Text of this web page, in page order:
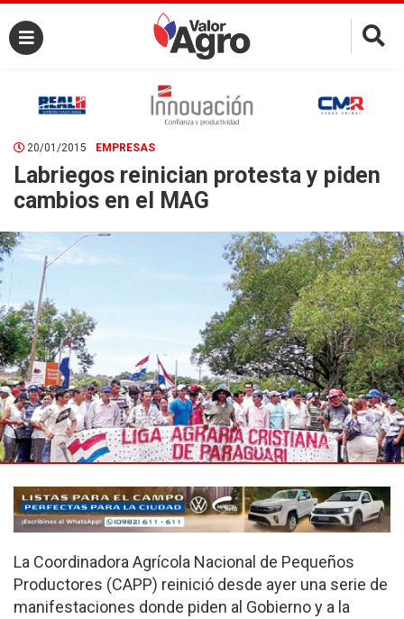
×
20/01/2015 EMPRESAS
Labriegos reinician protesta y piden
cambios en el MAG
La Coordinadora Agrícola Nacional de Pequeños
Productores (CAPP) reinició desde ayer una serie de
manifestaciones donde piden al Gobierno y a la